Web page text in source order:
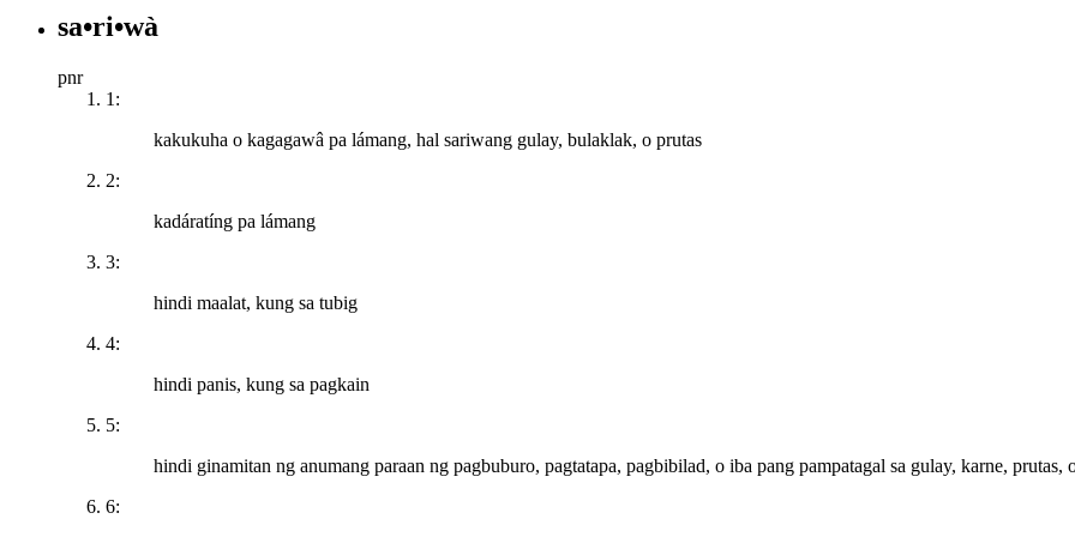
sa•ri•wà
pnr
1:
kakukuha o kagagawâ pa lámang, hal sariwang gulay, bulaklak, o prutas
2:
kadáratíng pa lámang
3:
hindi maalat, kung sa tubig
4:
hindi panis, kung sa pagkain
5:
hindi ginamitan ng anumang paraan ng pagbuburo, pagtatapa, pagbibilad, o iba pang pampatagal sa gulay, karne, prutas,
6: